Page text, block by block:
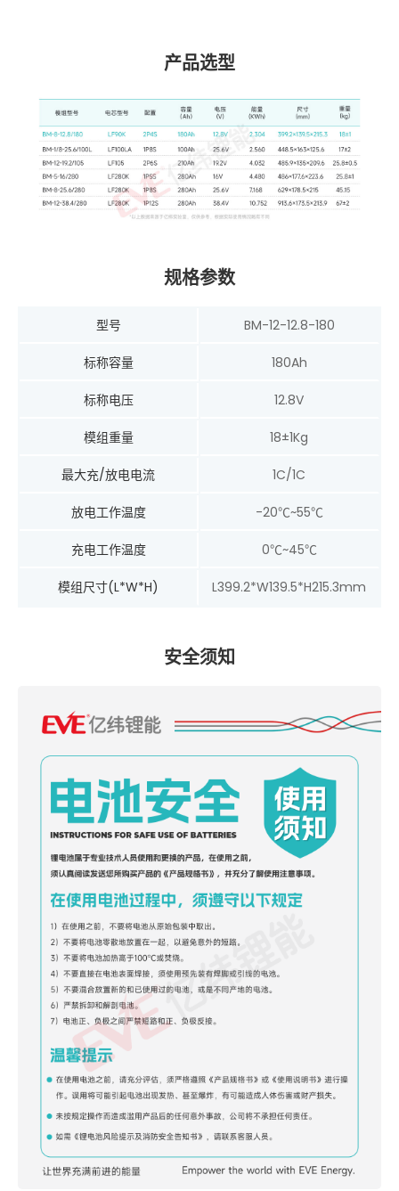
产品选型
规格参数
型号 BM-12-12.8-180
标称容量 180Ah
标称电压 12.8V
模组重量 18±1Kg
最大充/放电电流 1C/1C
放电工作温度 -20℃~55℃
充电工作温度 0℃~45℃
模组尺寸(L*W*H) L399.2*W139.5*H215.3mm
安全须知